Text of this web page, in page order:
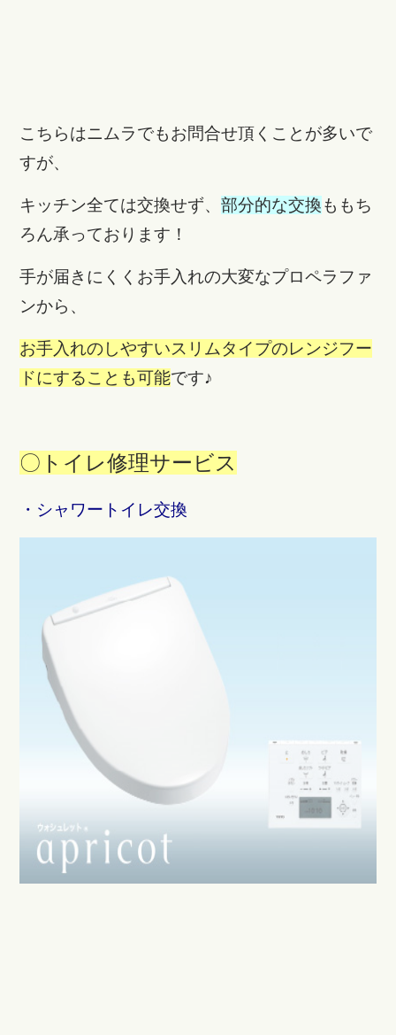
こちらはニムラでもお問合せ頂くことが多いで
すが、
キッチン全ては交換せず、部分的な交換ももち
ろん承っております！
手が届きにくくお手入れの大変なプロペラファ
ンから、
お手入れのしやすいスリムタイプのレンジフー
ドにすることも可能です♪
〇トイレ修理サービス
・シャワートイレ交換